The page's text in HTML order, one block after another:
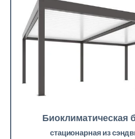
Биоклиматическая
стационарная из